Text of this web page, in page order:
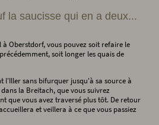
la saucisse qui en a deux...
Oberstdorf, vous pouvez soit refaire le
soit longer les quais de
l'Iller sans bifurquer jusqu'à sa source à
la Breitach, que vous suivrez
que vous avez traversé plus tôt. De retour
et veillera à ce que vous passiez